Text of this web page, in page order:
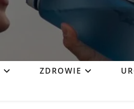
ZDROWIE